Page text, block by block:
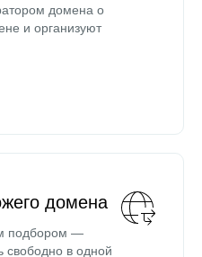
домена о
и организуют
домена
подбором —
свободно в одной